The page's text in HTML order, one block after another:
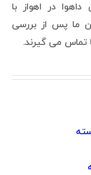
در اهواز با
ما پس از بررسی
تماس می گیرند.